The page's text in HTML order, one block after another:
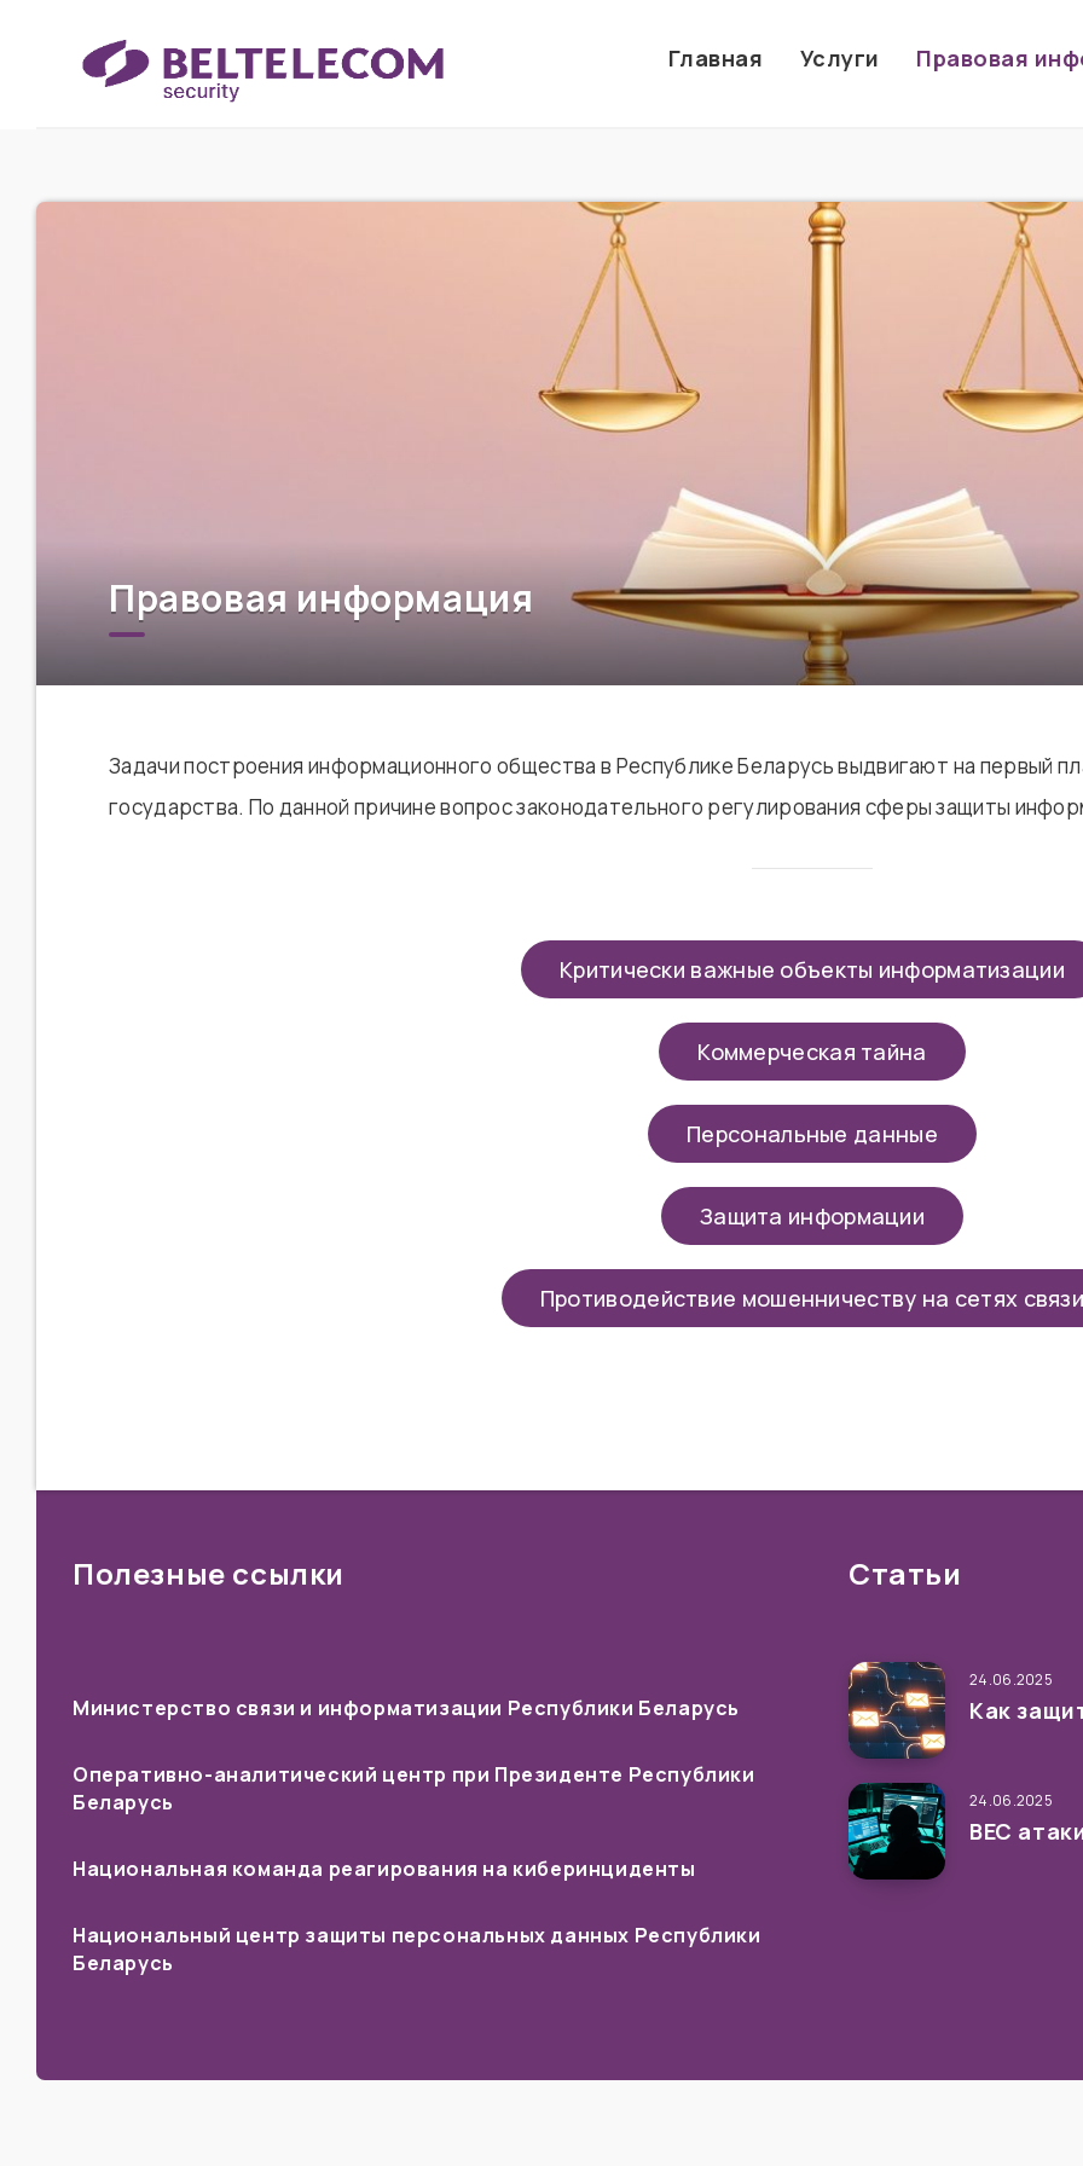
Главная Услуги Правовая
Правовая информация
Задачи построения информационного общества в Республике Беларусь выдвигают на первый
государства. По данной причине вопрос законодательного регулирования сферы защиты
Критически важные объекты информатизации
Коммерческая тайна
Персональные данные
Защита информации
Противодействие мошенничеству на сетях
Полезные ссылки
Министерство связи и информатизации Республики Беларусь
Оперативно-аналитический центр при Президенте Республики
Беларусь
Национальная команда реагирования на киберинциденты
Национальный центр защиты персональных данных Республики
Беларусь
Статьи
24.06.2025
Как
24.06.2025
ВЕС